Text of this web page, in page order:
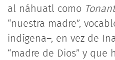
al náhuatl como
“nuestra madre”,
indígena–, en vez de
“madre de Dios” y que